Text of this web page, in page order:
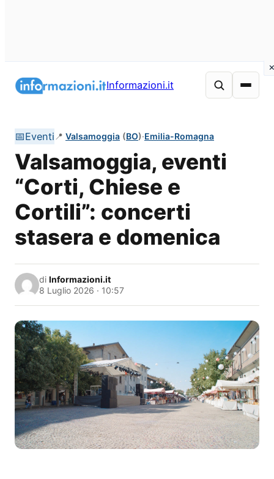
Informazioni.it
📅Eventi 📍 Valsamoggia (BO)·Emilia-Romagna
Valsamoggia, eventi
“Corti, Chiese e
Cortili”: concerti
stasera e domenica
di Informazioni.it
8 Luglio 2026 · 10:57